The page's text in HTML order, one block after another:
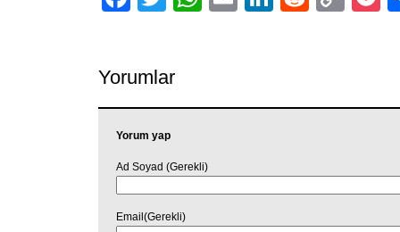
Yorumlar
Yorum yap
Ad Soyad (Gerekli)
Email(Gerekli)